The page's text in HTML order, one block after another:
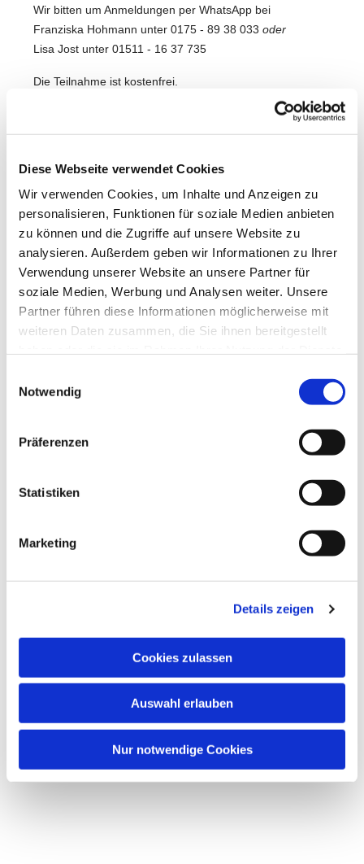
Diese Webseite verwendet Cookies
Wir verwenden Cookies, um Inhalte und Anzeigen zu
personalisieren, Funktionen für soziale Medien anbieten
zu können und die Zugriffe auf unsere Website zu
analysieren. Außerdem geben wir Informationen zu Ihrer
Verwendung unserer Website an unsere Partner für
soziale Medien, Werbung und Analysen weiter. Unsere
Partner führen diese Informationen möglicherweise mit
weiteren Daten zusammen, die Sie ihnen bereitgestellt
Notwendig
Präferenzen
Statistiken
Marketing
Details zeigen
Cookies zulassen
Auswahl erlauben
Nur notwendige Cookies
Wir bitten um Anmeldungen per WhatsApp bei
Franziska Hohmann unter 0175 - 89 38 033 oder
Lisa Jost unter 01511 - 16 37 735
Die Teilnahme ist kostenfrei.
Dies könnte Sie auch